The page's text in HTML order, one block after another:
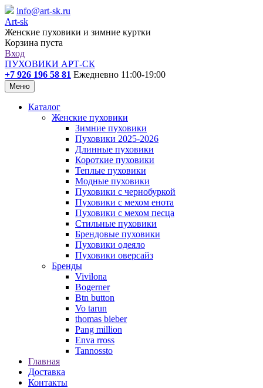
info@art-sk.ru
Art-sk
Женские пуховики и зимние куртки
Корзина пуста
Вход
ПУХОВИКИ АРТ-СК
+7 926 196 58 81 Ежедневно 11:00-19:00
Меню
Каталог
Женские пуховики
Зимние пуховики
Пуховики 2025-2026
Длинные пуховики
Короткие пуховики
Теплые пуховики
Модные пуховики
Пуховики с чернобуркой
Пуховики с мехом енота
Пуховики с мехом песца
Стильные пуховики
Брендовые пуховики
Пуховики одеяло
Пуховики оверсайз
Бренды
Vivilona
Bogerner
Btn button
Vo tarun
thomas bieber
Pang million
Enva rross
Tannossto
Главная
Доставка
Контакты